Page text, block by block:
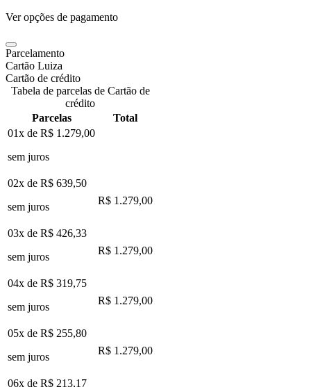
Ver opções de pagamento
Parcelamento
Cartão Luiza
Cartão de crédito
Tabela de parcelas de Cartão de
crédito
Parcelas
Total
01x de R$ 1.279,00
sem juros
02x de R$ 639,50
sem juros
R$ 1.279,00
03x de R$ 426,33
sem juros
R$ 1.279,00
04x de R$ 319,75
sem juros
R$ 1.279,00
05x de R$ 255,80
sem juros
R$ 1.279,00
06x de R$ 213,17